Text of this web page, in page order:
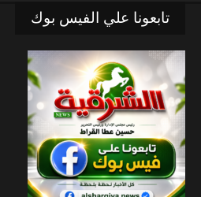
تابعونا علي الفيس بوك